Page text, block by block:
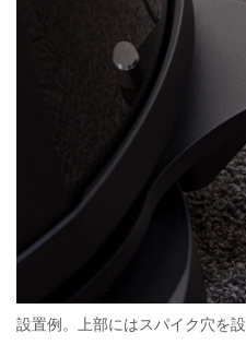
設置例。上部にはスパイク穴を